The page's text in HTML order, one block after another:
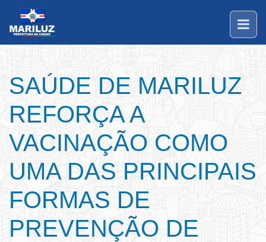
SAÚDE DE MARILUZ
REFORÇA A
VACINAÇÃO COMO
UMA DAS PRINCIPAIS
FORMAS DE
PREVENÇÃO DE